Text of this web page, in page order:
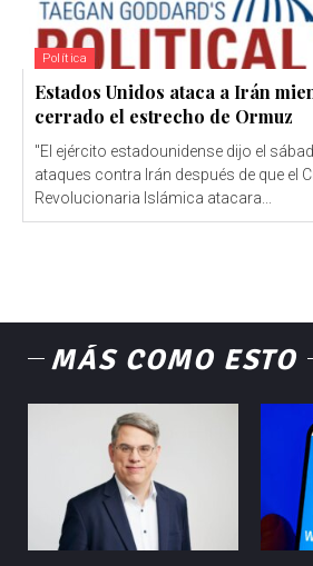
Política
Estados Unidos ataca a Irán
cerrado el estrecho de Ormuz
"El ejército estadounidense dijo el
ataques contra Irán después de que el
Revolucionaria Islámica atacara...
MÁS COMO ESTO